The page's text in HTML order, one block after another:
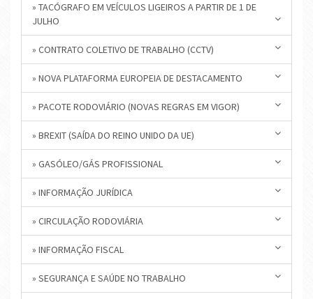
» TACÓGRAFO EM VEÍCULOS LIGEIROS A PARTIR DE 1 DE
JULHO
» CONTRATO COLETIVO DE TRABALHO (CCTV)
» NOVA PLATAFORMA EUROPEIA DE DESTACAMENTO
» PACOTE RODOVIÁRIO (NOVAS REGRAS EM VIGOR)
» BREXIT (SAÍDA DO REINO UNIDO DA UE)
» GASÓLEO/GÁS PROFISSIONAL
» INFORMAÇÃO JURÍDICA
» CIRCULAÇÃO RODOVIÁRIA
» INFORMAÇÃO FISCAL
» SEGURANÇA E SAÚDE NO TRABALHO